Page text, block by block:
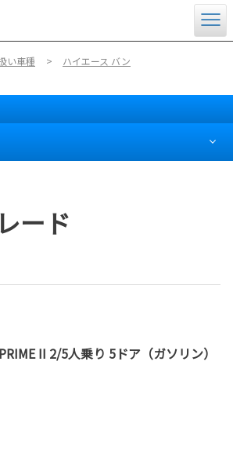
い車種
ハイエース バン
ード
II 2/5人乗り 5ドア（ガソリン）